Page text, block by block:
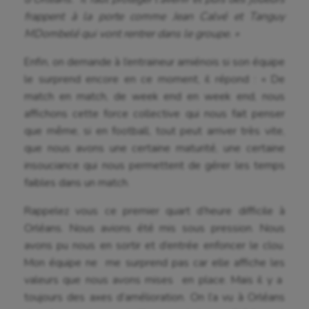
Golf
Gymnastique rythmique
Haltérophilie
Handisport
Hippisme
Jeux Olympiques et Paralympiques
Kayak-polo
Korfbal
Moto
frappent à la porte comme Jean Calvé et Tanguy
MDombelé qui vont rentrer dans le groupe. »
Enfin, on demande à l’entraineur amiénois si son équipe
le surprend encore en ce moment, il répond : « De
match en match, de week end en week end, nous
affichons cette force collective qui nous fait penser
que même, si en football, tout peut arriver très vite,
que nous avons une certaine maturité, une certaine
insouciance qui nous permettent de gérer les temps
faibles dans un match.
Rappelez vous ce premier quart d’heure difficile à
Orléans. Nous avions été mis sous pression. Nous
avons pu nous en sortir et d’entrée enfoncer le clou.
Mon équipe ne me surprend pas car elle affiche les
valeurs que nous avons mises en place. Mais il y a
toujours des axes d’amélioration. On l’a vu à Orléans